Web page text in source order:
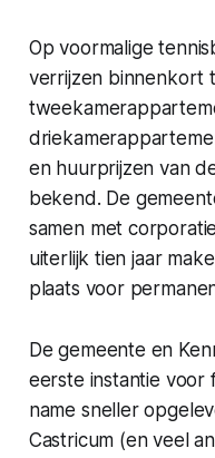
Op voormalige
verrijzen binnenkort
en huurprijzen van
bekend. De
samen met
uiterlijk tien jaar
plaats voor
De gemeente en
eerste instantie voor
name sneller
Castricum (en veel